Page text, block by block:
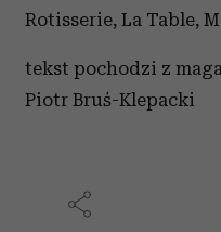
Rotisserie, La Table,
tekst pochodzi z
Piotr Bruś-Klepacki